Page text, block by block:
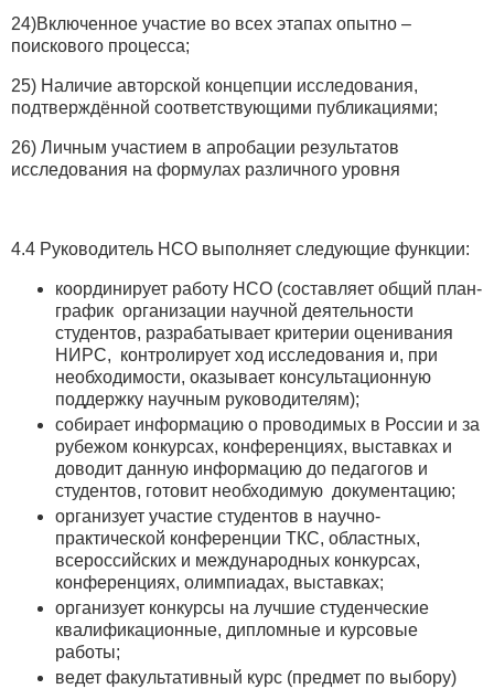
24)Включенное участие во всех этапах опытно –
поискового процесса;
25) Наличие авторской концепции исследования,
подтверждённой соответствующими публикациями;
26) Личным участием в апробации результатов
исследования на формулах различного уровня
4.4 Руководитель НСО выполняет следующие функции:
координирует работу НСО (составляет общий план-
график организации научной деятельности
студентов, разрабатывает критерии оценивания
НИРС, контролирует ход исследования и, при
необходимости, оказывает консультационную
поддержку научным руководителям);
собирает информацию о проводимых в России и за
рубежом конкурсах, конференциях, выставках и
доводит данную информацию до педагогов и
студентов, готовит необходимую документацию;
организует участие студентов в научно-
практической конференции ТКС, областных,
всероссийских и международных конкурсах,
конференциях, олимпиадах, выставках;
организует конкурсы на лучшие студенческие
квалификационные, дипломные и курсовые
работы;
ведет факультативный курс (предмет по выбору)